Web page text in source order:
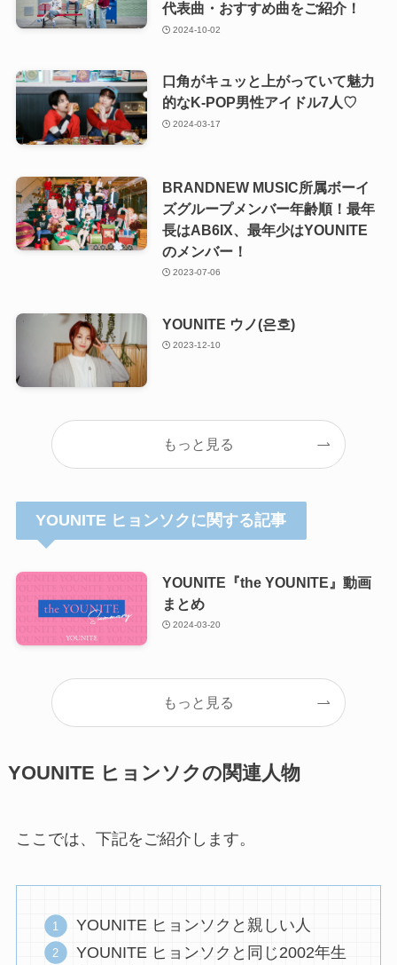
代表曲・おすすめ曲をご紹介！
2024-10-02
口角がキュッと上がっていて魅力
的なK-POP男性アイドル7人♡
2024-03-17
BRANDNEW MUSIC所属ボーイ
ズグループメンバー年齢順！最年
長はAB6IX、最年少はYOUNITE
のメンバー！
2023-07-06
YOUNITE ウノ(은호)
2023-12-10
もっと見る
YOUNITE ヒョンソクに関する記事
YOUNITE『the YOUNITE』動画
まとめ
2024-03-20
もっと見る
YOUNITE ヒョンソクの関連人物
ここでは、下記をご紹介します。
YOUNITE ヒョンソクと親しい人
YOUNITE ヒョンソクと同じ2002年生